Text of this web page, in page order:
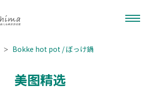
Bokke hot pot / ぼっけ鍋
美图精选